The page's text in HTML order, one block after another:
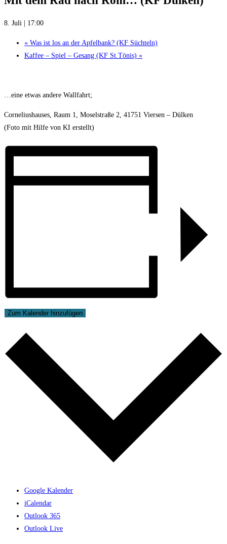
8. Juli | 17:00
« Was ist los an der Apfelbank? (KF Süchteln)
Kaffee – Spiel – Gesang (KF St.Tönis) »
…eine etwas andere Wallfahrt;
Corneliushauses, Raum 1, Moselstraße 2, 41751 Viersen – Dülken
(Foto mit Hilfe von KI erstellt)
Zum Kalender hinzufügen
Google Kalender
iCalendar
Outlook 365
Outlook Live